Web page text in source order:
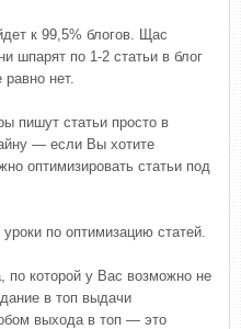
к 99,5% блогов. Щас
шпарят по 1-2 статьи в блог
нет.
пишут статьи просто в
— если Вы хотите
оптимизировать статьи под
по оптимизацию статей.
которой у Вас возможно не
в топ выдачи
выхода в топ — это